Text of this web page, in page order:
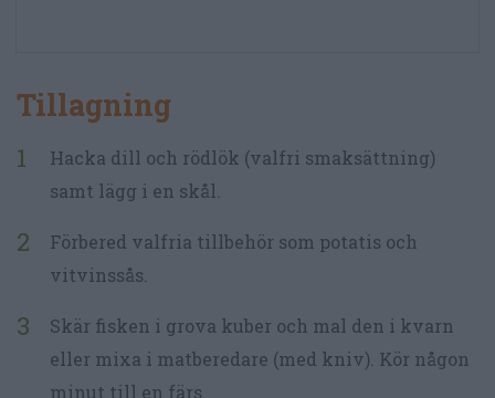
Tillagning
Hacka dill och rödlök (valfri smaksättning)
samt lägg i en skål.
Förbered valfria tillbehör som potatis och
vitvinssås.
Skär fisken i grova kuber och mal den i kvarn
eller mixa i matberedare (med kniv). Kör någon
minut till en färs.